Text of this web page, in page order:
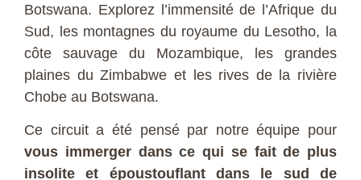
Botswana. Explorez l’immensité de l’Afrique du
Sud, les montagnes du royaume du Lesotho, la
côte sauvage du Mozambique, les grandes
plaines du Zimbabwe et les rives de la rivière
Chobe au Botswana.
Ce circuit a été pensé par notre équipe pour
vous immerger dans ce qui se fait de plus
insolite et époustouflant dans le sud de